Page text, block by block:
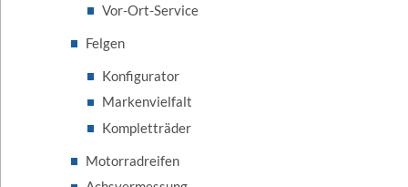
Vor-Ort-Service
Felgen
Konfigurator
Markenvielfalt
Kompletträder
Motorradreifen